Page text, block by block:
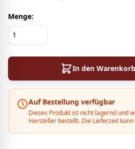
Menge:
In den
Auf Bestellung verfügbar
Dieses Produkt ist nicht lagernd und
Hersteller bestellt. Die Lieferzeit